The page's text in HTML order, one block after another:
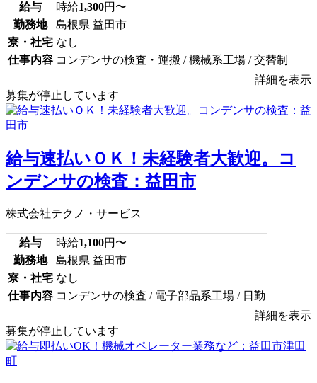
給与 時給1,300円〜
勤務地
島根県 益田市
寮・社宅 なし
仕事内容 コンデンサの検査・運搬 / 機械系工場 / 交替制
詳細を表示
募集が停止しています
給与速払いＯＫ！未経験者大歓迎。コ
ンデンサの検査：益田市
株式会社テクノ・サービス
給与 時給1,100円〜
勤務地
島根県 益田市
寮・社宅 なし
仕事内容 コンデンサの検査 / 電子部品系工場 / 日勤
詳細を表示
募集が停止しています